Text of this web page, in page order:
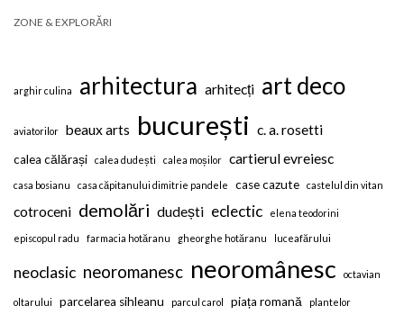
ZONE & EXPLORĂRI
arghir culina arhitectura arhitecți art deco
aviatorilor beaux arts bucurești c. a. rosetti
calea călărași calea dudești calea moșilor cartierul evreiesc
casa bosianu casa căpitanului dimitrie pandele case cazute castelul din vitan
cotroceni demolări dudești eclectic elena teodorini
episcopul radu farmacia hotăranu gheorghe hotăranu luceafărului
neoclasic neoromanesc neoromânesc octavian
oltarului parcelarea sihleanu parcul carol piața romană plantelor